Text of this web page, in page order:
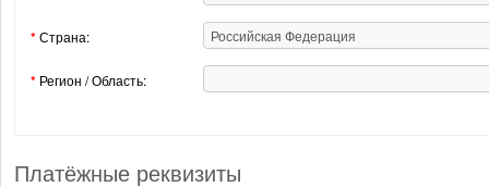
*Страна:
* Регион / Область:
Платёжные реквизиты